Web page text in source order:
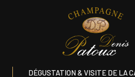
DÉGUSTATION & VISITE DE LA
DÉGUSTATION & VISITE